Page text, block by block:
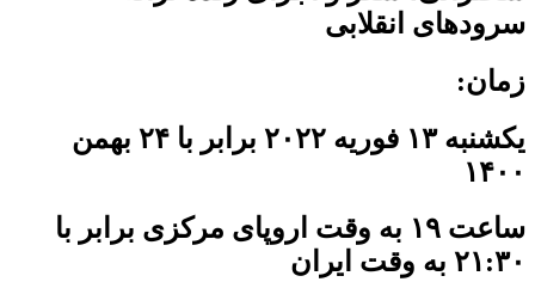
سرودهای انقلابی
زمان:
یکشنبه ۱۳ فوریه ۲۰۲۲ برابر با ۲۴ بهمن
۱۴۰۰
ساعت ۱۹ به وقت اروپای مرکزی برابر با
۲۱:۳۰ به وقت ایران